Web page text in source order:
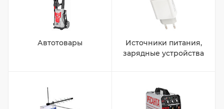
Автотовары
Источники питания,
зарядные устройства